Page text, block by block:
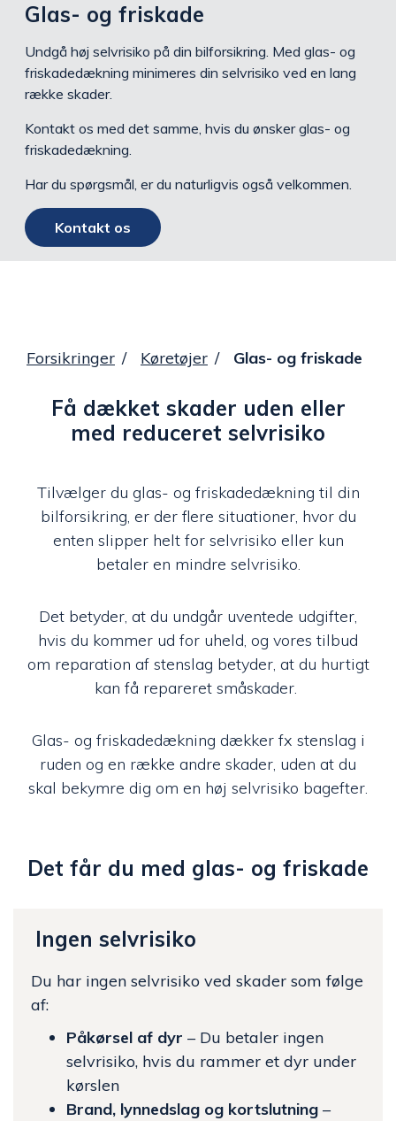
Glas- og friskade
Undgå høj selvrisiko på din bilforsikring. Med glas- og
friskadedækning minimeres din selvrisiko ved en lang
række skader.
Kontakt os med det samme, hvis du ønsker glas- og
friskadedækning.
Har du spørgsmål, er du naturligvis også velkommen.
Kontakt os
Forsikringer Køretøjer Glas- og friskade
Få dækket skader uden eller
med reduceret selvrisiko
Tilvælger du glas- og friskadedækning til din
bilforsikring, er der flere situationer, hvor du
enten slipper helt for selvrisiko eller kun
betaler en mindre selvrisiko.
Det betyder, at du undgår uventede udgifter,
hvis du kommer ud for uheld, og vores tilbud
om reparation af stenslag betyder, at du hurtigt
kan få repareret småskader.
Glas- og friskadedækning dækker fx stenslag i
ruden og en række andre skader, uden at du
skal bekymre dig om en høj selvrisiko bagefter.
Det får du med glas- og friskade
Ingen selvrisiko
Du har ingen selvrisiko ved skader som følge
af:
Påkørsel af dyr – Du betaler ingen
selvrisiko, hvis du rammer et dyr under
kørslen
Brand, lynnedslag og kortslutning –